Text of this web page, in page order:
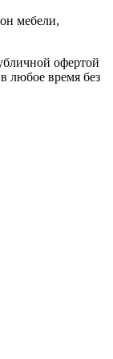
мебели,
офертой
любое время без